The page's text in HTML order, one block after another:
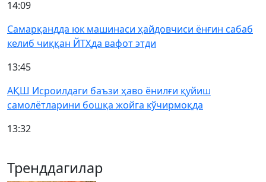
14:09
Самарқандда юк машинаси ҳайдовчиси ёнғин сабаб
келиб чиққан ЙТҲда вафот этди
13:45
АҚШ Исроилдаги баъзи ҳаво ёнилғи қуйиш
самолётларини бошқа жойга кўчирмоқда
13:32
Тренддагилар